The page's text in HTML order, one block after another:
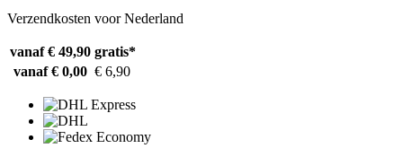
Verzendkosten voor Nederland
vanaf € 49,90 gratis*
vanaf € 0,00 € 6,90